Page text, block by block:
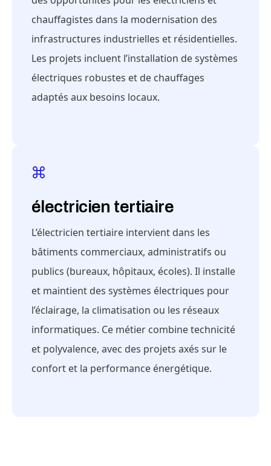
chauffagistes dans la modernisation des
infrastructures industrielles et résidentielles.
Les projets incluent l’installation de systèmes
électriques robustes et de chauffages
adaptés aux besoins locaux.
électricien tertiaire
L’électricien tertiaire intervient dans les
bâtiments commerciaux, administratifs ou
publics (bureaux, hôpitaux, écoles). Il installe
et maintient des systèmes électriques pour
l’éclairage, la climatisation ou les réseaux
informatiques. Ce métier combine technicité
et polyvalence, avec des projets axés sur le
confort et la performance énergétique.